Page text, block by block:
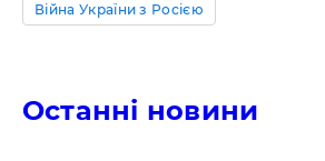
Війна України з Росією
Останні новини